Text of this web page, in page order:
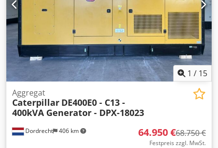
1 / 15
Dordrecht 406 km
Aggregat
Caterpillar DE400E0 - C13 -
400kVA Generator - DPX-18023
64.950 €68.750 €
Festpreis zzgl. MwSt.